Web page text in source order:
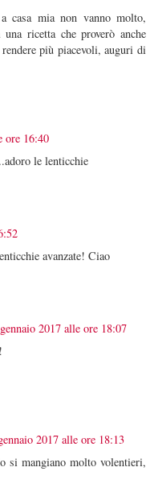
casa mia non vanno molto,
ricetta che proverò anche
più piacevoli, auguri di
ore 16:40
le lenticchie
avanzate! Ciao
2017 alle ore 18:07
2017 alle ore 18:13
si mangiano molto volentieri,